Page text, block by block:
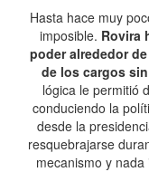
Hasta hace muy
imposible. Rovira
poder alrededor
de los cargos
lógica le permitió
conduciendo la
desde la
resquebrajarse
mecanismo y